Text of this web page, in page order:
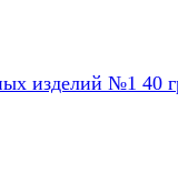
изделий №1 40